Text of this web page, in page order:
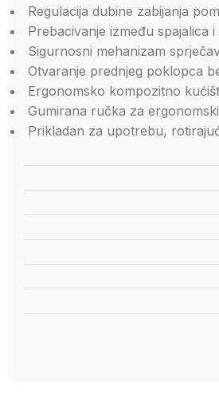
Regulacija dubine zabijanja
Prebacivanje između spajalica
Sigurnosni mehanizam
Otvaranje prednjeg poklopca
Ergonomsko kompozitno
Gumirana ručka za
Prikladan za upotrebu,